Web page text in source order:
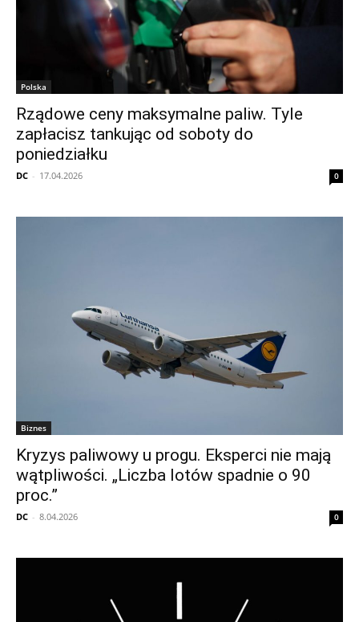
Polska
Rządowe ceny maksymalne paliw. Tyle
zapłacisz tankując od soboty do
poniedziałku
DC - 17.04.2026 0
Biznes
Kryzys paliwowy u progu. Eksperci nie mają
wątpliwości. „Liczba lotów spadnie o 90
proc.”
DC - 8.04.2026 0